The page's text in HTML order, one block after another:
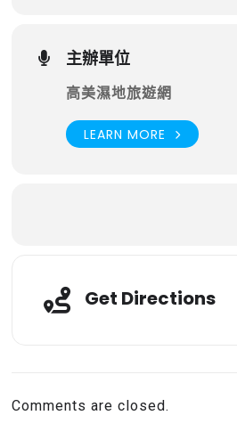
主辦單位
高美濕地旅遊網
LEARN MORE
Get Directions
Comments are closed.